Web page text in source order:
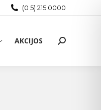
(0 5) 215 0000
AKCIJOS Search: